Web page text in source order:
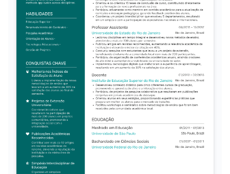
Certificação em Análise de
Estruturas
Obtenha habilidades práticas em
softwares de análise estrutural
Udemy, focado em AutoCAD e